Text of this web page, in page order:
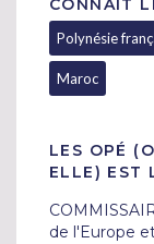
CONNAIT
Polynésie
Maroc
LES OPÉ
ELLE) EST
de l'Europe